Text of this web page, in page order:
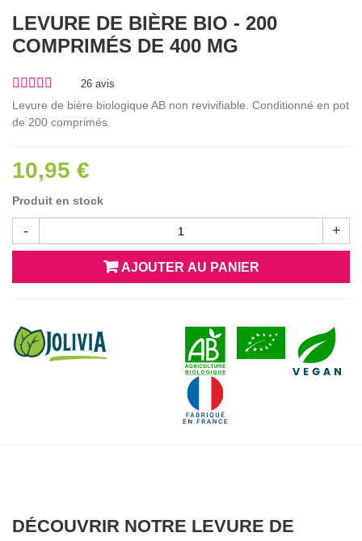
LEVURE DE BIÈRE BIO - 200
COMPRIMÉS DE 400 MG
26 avis
Levure de bière biologique AB non revivifiable. Conditionné en pot
de 200 comprimés.
10,95 €
Produit en stock
- +
AJOUTER AU PANIER
DÉCOUVRIR NOTRE LEVURE DE